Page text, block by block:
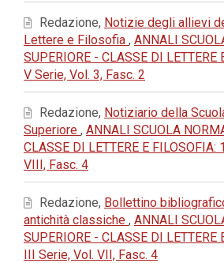
Redazione, Notizie degli allievi
Lettere e Filosofia , ANNALI
SUPERIORE - CLASSE DI LETTERE
V Serie, Vol. 3, Fasc. 2
Redazione, Notiziario della
Superiore , ANNALI SCUOLA
CLASSE DI LETTERE E
VIII, Fasc. 4
Redazione, Bollettino
antichità classiche , ANNALI
SUPERIORE - CLASSE DI LETTERE
III Serie, Vol. VII, Fasc. 4